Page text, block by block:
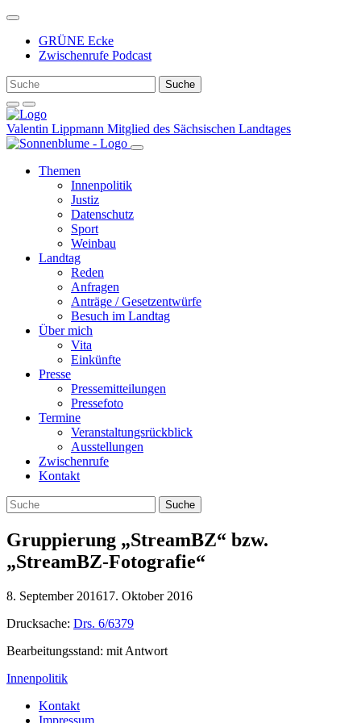
Weiter
Inhalt
GRÜNE Ecke
Zwischenrufe Podcast
Valentin Lippmann Mitglied des Sächsischen Landtages
Themen
Innenpolitik
Justiz
Datenschutz
Sport
Weinbau
Landtag
Reden
Anfragen
Anträge / Gesetzentwürfe
Besuch im Landtag
Über mich
Vita
Einkünfte
Presse
Pressemitteilungen
Pressefoto
Termine
Veranstaltungsrückblick
Ausstellungen
Zwischenrufe
Kontakt
Gruppierung „StreamBZ“ bzw.
„StreamBZ-Fotografie“
8. September 201617. Oktober 2016
Drucksache: Drs. 6/6379
Bearbeitungsstand: mit Antwort
Innenpolitik
Kontakt
Impressum